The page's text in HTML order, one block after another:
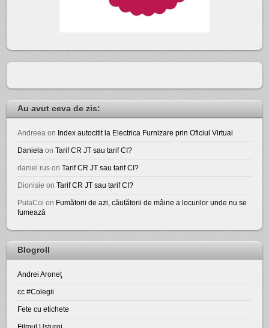
Au avut ceva de zis:
Andreea on Index autocitit la Electrica Furnizare prin Oficiul Virtual
Daniela onTarif CR JT sau tarif CI?
daniel rus onTarif CR JT sau tarif CI?
Dionisie onTarif CR JT sau tarif CI?
PulaCoi on Fumătorii de azi, căutătorii de mâine a locurilor unde nu se
fumează
Blogroll
Andrei Aroneţ
cc #Colegii
Fete cu etichete